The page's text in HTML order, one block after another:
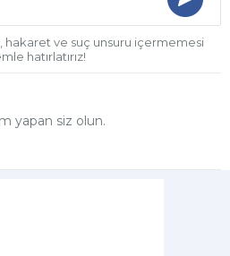
hakaret ve suç unsuru içermemesi
hatırlatırız!
yapan siz olun.